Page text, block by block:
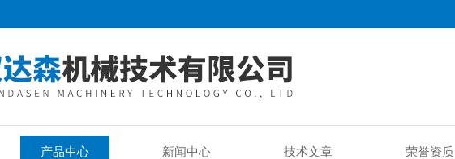
产品中心 新闻中心 技术文章 荣誉资质